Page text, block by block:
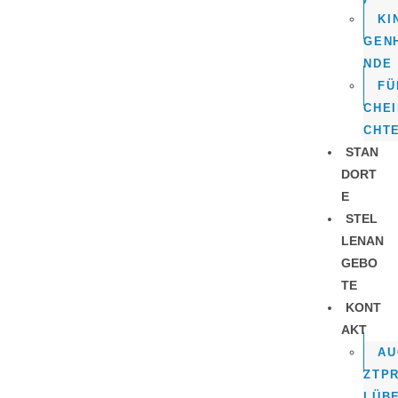
NDE
STAN
DORT
E
STEL
LENAN
GEBO
TE
KONT
AKT